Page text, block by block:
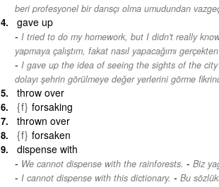
beri profesyonel bir dansçı olma umudundan
gave up
I tried to do my homework, but I didn't really
yapmaya çalıştım, fakat nasıl yapacağımı
I gave up the idea of seeing the sights of the
dolayı şehrin görülmeye değer yerlerini görme
throw over
{f} forsaking
thrown over
{f} forsaken
dispense with
We cannot dispense with the rainforests. - Biz
I cannot dispense with this dictionary. - Bu